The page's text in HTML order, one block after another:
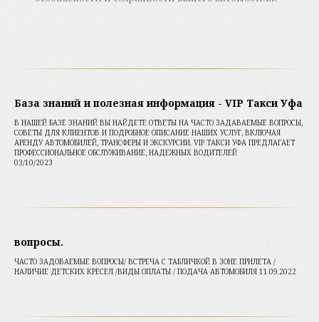
База знаний и полезная информация - VIP Такси Уфа
В НАШЕЙ БАЗЕ ЗНАНИЙ ВЫ НАЙДЕТЕ ОТВЕТЫ НА ЧАСТО ЗАДАВАЕМЫЕ ВОПРОСЫ,
СОВЕТЫ ДЛЯ КЛИЕНТОВ И ПОДРОБНОЕ ОПИСАНИЕ НАШИХ УСЛУГ, ВКЛЮЧАЯ
АРЕНДУ АВТОМОБИЛЕЙ, ТРАНСФЕРЫ И ЭКСКУРСИИ. VIP ТАКСИ УФА ПРЕДЛАГАЕТ
ПРОФЕССИОНАЛЬНОЕ ОБСЛУЖИВАНИЕ, НАДЕЖНЫХ ВОДИТЕЛЕЙ
03/10/2023
вопросы.
ЧАСТО ЗАДОВАЕМЫЕ ВОПРОСЫ/ ВСТРЕЧА С ТАБЛИЧКОЙ В ЗОНЕ ПРИЛЕТА /
НАЛИЧИЕ ДЕТСКИХ КРЕСЕЛ /ВИДЫ ОПЛАТЫ / ПОДАЧА АВТОМОБИЛЯ 11.09.2022